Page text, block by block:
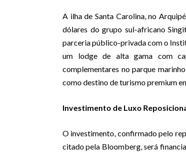
A ilha de Santa Carolina, no
dólares do grupo sul-africano
parceria público-privada com o
um lodge de alta gama com
complementares no parque
como destino de turismo premium
Investimento de Luxo
O investimento, confirmado pelo
citado pela Bloomberg, será